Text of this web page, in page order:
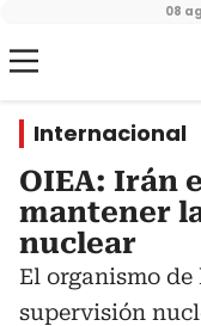
08
Internacional
OIEA: Irán
mantener
nuclear
El organismo de
supervisión